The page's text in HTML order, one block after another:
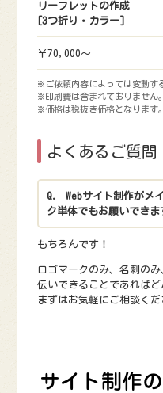
リーフレットの作成
[3つ折り・カラー]
￥70,000～
※ご依頼内容によっては変動す
※印刷費は含まれておりません。
※価格は税抜き価格となります。
よくあるご質問
Webサイト制作がメ
ク単体でもお願いできま
もちろんです！
ロゴマークのみ、名刺の
伝いできることであればど
まずはお気軽にご相談くだ